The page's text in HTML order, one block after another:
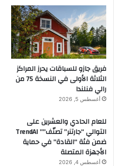
فريق جازو للسباقات يحرز المراكز
الثلاثة الأولى في النسخة 75 من
رالي فنلندا
أغسطس 5, 2026
للعام الحادي والعشرين على
التوالي “جارتنر” تصنّف”” TrendAI
ضمن فئة “القادة” في حماية
الأجهزة المتصلة
أغسطس 4, 2026